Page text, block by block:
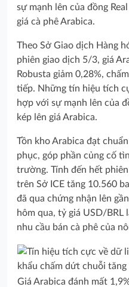
sự mạnh lên của đồng
giá cà phê Arabica.
Theo Sở Giao dịch Hàng
phiên giao dịch 5/3, giá
Robusta giảm 0,28%,
tiếp. Những tín hiệu tích
hợp với sự mạnh lên của
kép lên giá Arabica.
Tồn kho Arabica đạt
phục, góp phần củng cố
trường. Tính đến hết
trên Sở ICE tăng 10.560
đã qua chứng nhận lên
hôm qua, tỷ giá USD/BRL
nhu cầu bán cà phê của
Giá Arabica đánh mất